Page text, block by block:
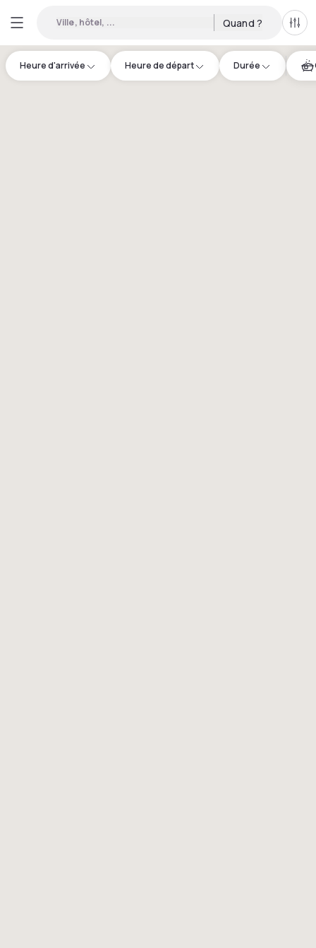
Ville, hôtel, ... Quand ?
Heure d'arrivée Heure de départ Durée